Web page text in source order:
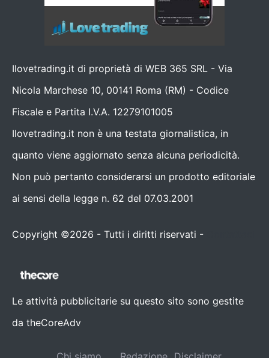
Ilovetrading.it di proprietà di WEB 365 SRL - Via
Nicola Marchese 10, 00141 Roma (RM) - Codice
Fiscale e Partita I.V.A. 12279101005
Ilovetrading.it non è una testata giornalistica, in
quanto viene aggiornato senza alcuna periodicità.
Non può pertanto considerarsi un prodotto editoriale
ai sensi della legge n. 62 del 07.03.2001
Copyright ©2026 - Tutti i diritti riservati -
Le attività pubblicitarie su questo sito sono gestite
da theCoreAdv